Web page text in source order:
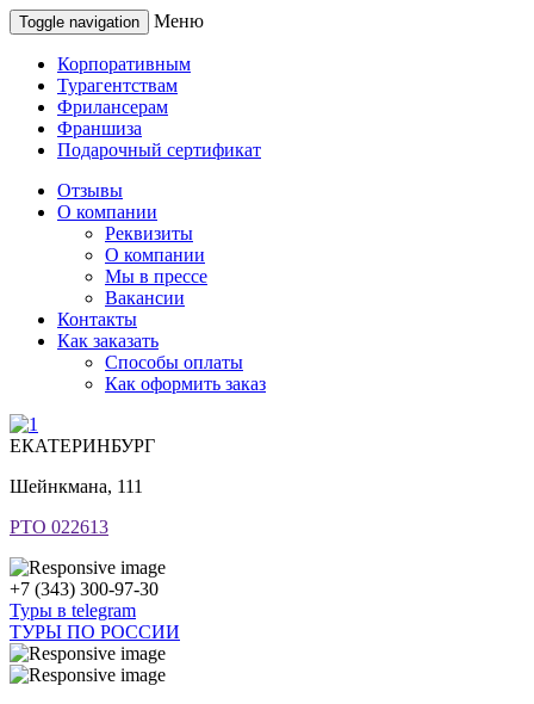
Toggle navigation Меню
Корпоративным
Турагентствам
Фрилансерам
Франшиза
Подарочный сертификат
Отзывы
О компании
Реквизиты
О компании
Мы в прессе
Вакансии
Контакты
Как заказать
Способы оплаты
Как оформить заказ
ЕКАТЕРИНБУРГ
Шейнкмана, 111
РТО 022613
+7 (343) 300-97-30
Туры в telegram
ТУРЫ ПО РОССИИ